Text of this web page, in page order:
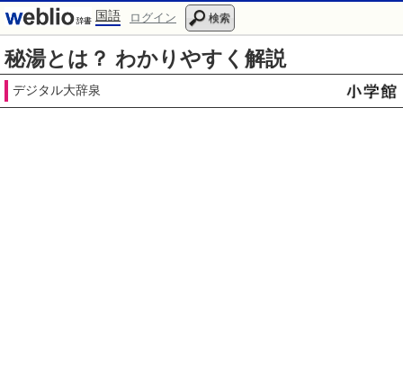
国語 ログイン 検索
秘湯とは？ わかりやすく解説
デジタル大辞泉